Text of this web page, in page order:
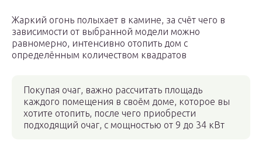
Жаркий огонь полыхает в камине, за счёт чего в
зависимости от выбранной модели можно
равномерно, интенсивно отопить дом с
определённым количеством квадратов
Покупая очаг, важно рассчитать площадь
каждого помещения в своём доме, которое вы
хотите отопить, после чего приобрести
подходящий очаг, с мощностью от 9 до 34 кВт